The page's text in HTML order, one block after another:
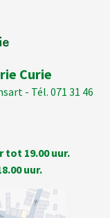
Curie
- Tél. 071 31 46
tot 19.00 uur.
uur.